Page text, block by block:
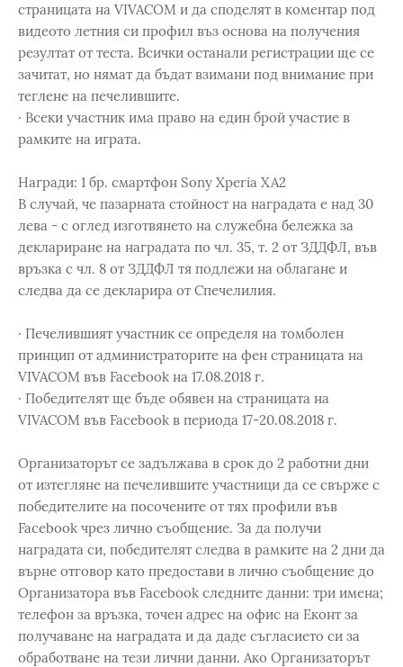
страницата на VIVACOM и да споделят в коментар под
видеото летния си профил въз основа на получения
резултат от теста. Всички останали регистрации ще се
зачитат, но нямат да бъдат взимани под внимание при
теглене на печелившите.
· Всеки участник има право на един брой участие в
рамките на играта.
Награди: 1 бр. смартфон Sony Xperia XA2
В случай, че пазарната стойност на наградата е над 30
лева - с оглед изготвянето на служебна бележка за
деклариране на наградата по чл. 35, т. 2 от ЗДДФЛ, във
връзка с чл. 8 от ЗДДФЛ тя подлежи на облагане и
следва да се декларира от Спечелилия.
· Печелившият участник се определя на томболен
принцип от администраторите на фен страницата на
VIVACOM във Facebook на 17.08.2018 г.
· Победителят ще бъде обявен на страницата на
VIVACOM във Facebook в периода 17-20.08.2018 г.
Организаторът се задължава в срок до 2 работни дни
от изтегляне на печелившите участници да се свърже с
победителите на посочените от тях профили във
Facebook чрез лично съобщение. За да получи
наградата си, победителят следва в рамките на 2 дни да
върне отговор като предостави в лично съобщение до
Организатора във Facebook следните данни: три имена;
телефон за връзка, точен адрес на офис на Еконт за
получаване на наградата и да даде съгласието си за
обработване на тези лични данни. Ако Организаторът